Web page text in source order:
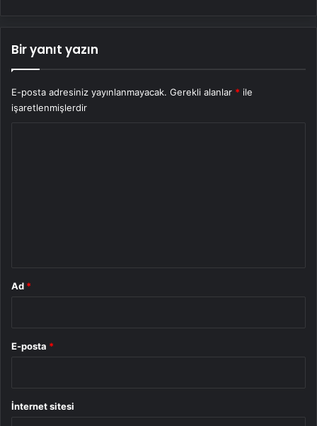
Bir yanıt yazın
E-posta adresiniz yayınlanmayacak. Gerekli alanlar * ile
işaretlenmişlerdir
Ad *
E-posta *
İnternet sitesi